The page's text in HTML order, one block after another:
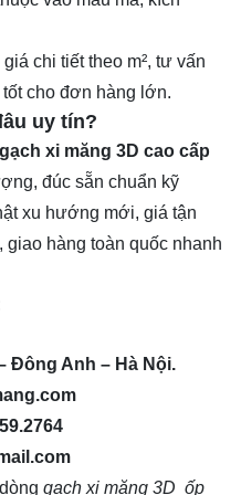
chi tiết theo m², tư vấn
cho đơn hàng lớn.
uy tín?
gạch xi măng 3D cao cấp
đúc sẵn chuẩn kỹ
xu hướng mới, giá tận
hàng toàn quốc nhanh
Đông Anh – Hà Nội.
gạch xi măng 3D ốp